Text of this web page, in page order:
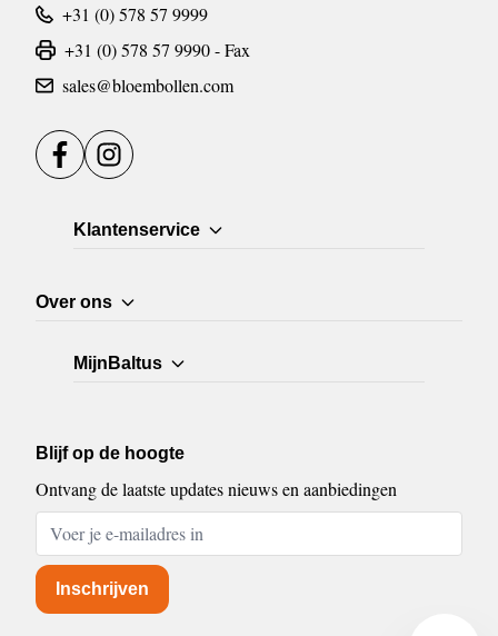
+31 (0) 578 57 9999
+31 (0) 578 57 9990 - Fax
sales@bloembollen.com
FacebookInstagram
Klantenservice
Over ons
MijnBaltus
Blijf op de hoogte
Ontvang de laatste updates nieuws en aanbiedingen
E-mailadres
Inschrijven